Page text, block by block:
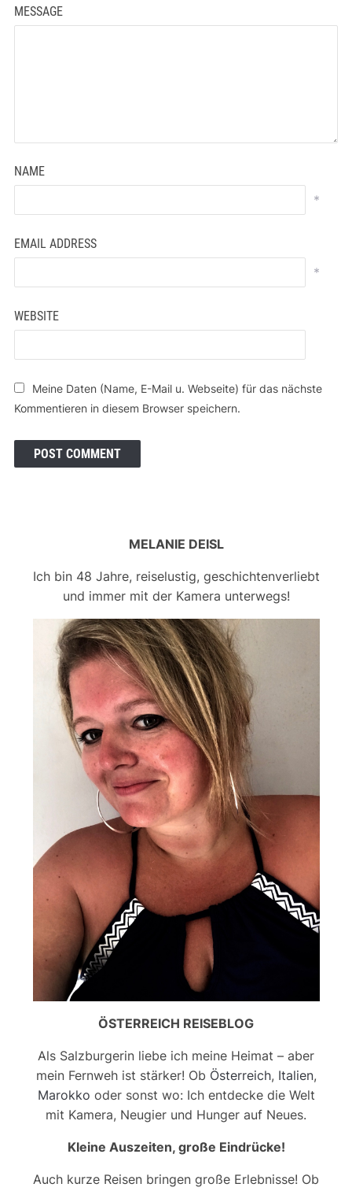
MESSAGE
NAME
*
EMAIL ADDRESS
*
WEBSITE
Meine Daten (Name, E-Mail u. Webseite) für das nächste
Kommentieren in diesem Browser speichern.
MELANIE DEISL
Ich bin 48 Jahre, reiselustig, geschichtenverliebt
und immer mit der Kamera unterwegs!
ÖSTERREICH REISEBLOG
Als Salzburgerin liebe ich meine Heimat – aber
mein Fernweh ist stärker! Ob Österreich, Italien,
Marokko oder sonst wo: Ich entdecke die Welt
mit Kamera, Neugier und Hunger auf Neues.
Kleine Auszeiten, große Eindrücke!
Auch kurze Reisen bringen große Erlebnisse! Ob